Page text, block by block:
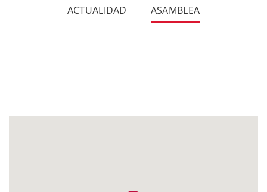
ACTUALIDAD ASAMBLEA